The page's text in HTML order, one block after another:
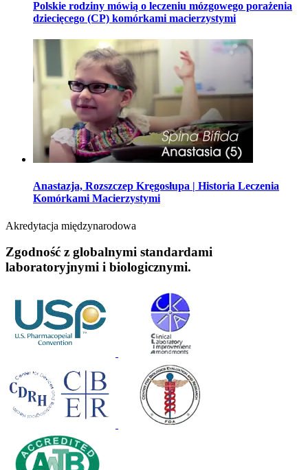
Polskie rodziny mówią o leczeniu mózgowego porażenia
dziecięcego (CP) komórkami macierzystymi
Anastazja, Rozszczep Kręgosłupa | Historia Leczenia
Komórkami Macierzystymi
Akredytacja międzynarodowa
Zgodność z globalnymi standardami
laboratoryjnymi i biologicznymi.